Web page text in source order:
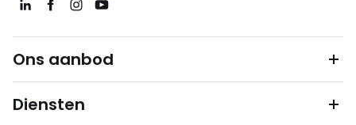
Ons aanbod
Diensten